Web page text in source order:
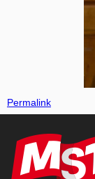
Permalink